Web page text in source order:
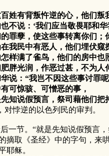
背叛忤逆的心，他们叛我
：‘我们应当敬畏耶和华
，使这些事转离你们；你
中有恶人，他们埋伏窥探
了雀鸟，他们的房中也照
润，作恶过甚，不为人伸
“我岂不因这些事讨罪呢
惊骇、可憎恶的事，
假预言，祭司藉他们把持
逆的以色列民的审判。
。“就是先知说假预言，祭
摘取《圣经》中的字句，来
耶稣。